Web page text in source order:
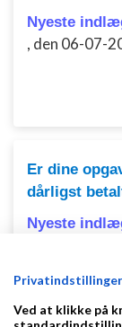
Nyeste
, den 06-07-
Er dine
dårligst
Nyeste
Privatindstillinger
Ved at klikke på